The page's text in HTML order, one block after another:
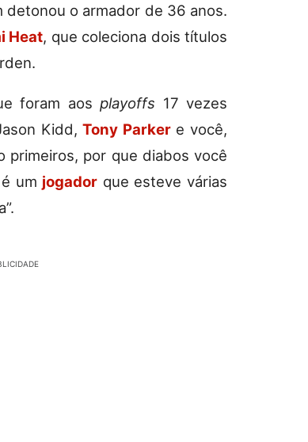
detonou o armador de 36 anos.
Heat, que coleciona dois títulos
foram aosplayoffs 17 vezes
Kidd,Tony Parkere você,
primeiros, por que diabos você
um jogador que esteve várias